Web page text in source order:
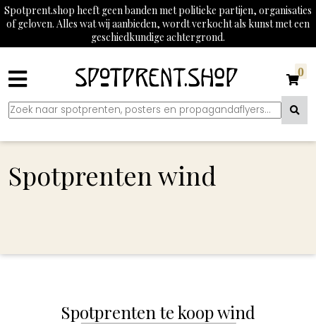
Spotprent.shop heeft geen banden met politieke partijen, organisaties
of geloven. Alles wat wij aanbieden, wordt verkocht als kunst met een
geschiedkundige achtergrond.
0
Spotprenten wind
Spotprenten te koop wind